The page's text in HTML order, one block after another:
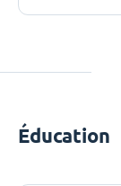
Éducation